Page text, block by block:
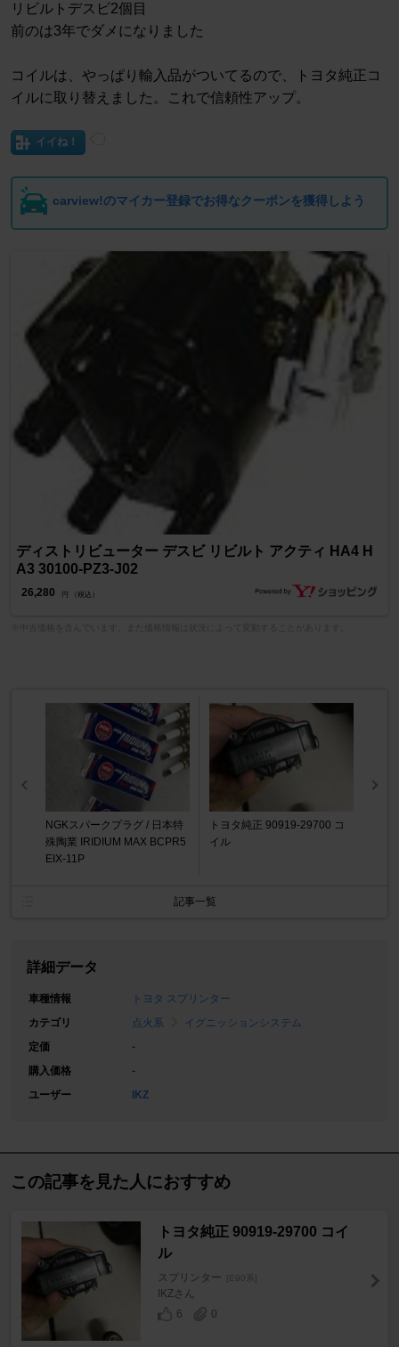
リビルトデスビ2個目
前のは3年でダメになりました
コイルは、やっぱり輸入品がついてるので、トヨタ純正コ
イルに取り替えました。これで信頼性アップ。
イイね！
carview!のマイカー登録でお得なクーポンを獲得しよう
ディストリビューター デスビ リビルト アクティ HA4 H
A3 30100-PZ3-J02
26,280 円 （税込）
NGKスパークプラグ / 日本特
殊陶業 IRIDIUM MAX BCPR5
EIX-11P
トヨタ純正 90919-29700 コ
イル
記事一覧
詳細データ
車種情報
トヨタ スプリンター
カテゴリ
点火系
イグニッションシステム
定価
-
購入価格
-
ユーザー
IKZ
この記事を見た人におすすめ
トヨタ純正 90919-29700 コイ
ル
スプリンター [E90系]
IKZさん
6
0